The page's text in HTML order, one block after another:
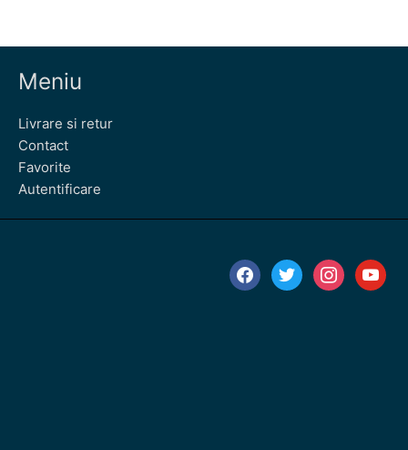
Meniu
Livrare si retur
Contact
Favorite
Autentificare
facebooktwitter instagramyoutube